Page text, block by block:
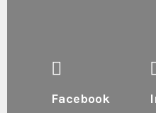
Facebook